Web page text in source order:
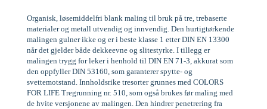
Organisk, løsemiddelfri blank maling til bruk på tre, trebaserte
materialer og metall utvendig og innvendig. Den hurtigtørkende
malingen gulner ikke og er i beste klasse 1 etter DIN EN 13300
når det gjelder både dekkeevne og slitestyrke. I tillegg er
malingen trygg for leker i henhold til DIN EN 71-3, akkurat som
den oppfyller DIN 53160, som garanterer spytte- og
svettemotstand. Innholdsrike tresorter grunnes med COLORS
FOR LIFE Tregrunning nr. 510, som også brukes før maling med
de hvite versjonene av malingen. Den hindrer penetrering fra